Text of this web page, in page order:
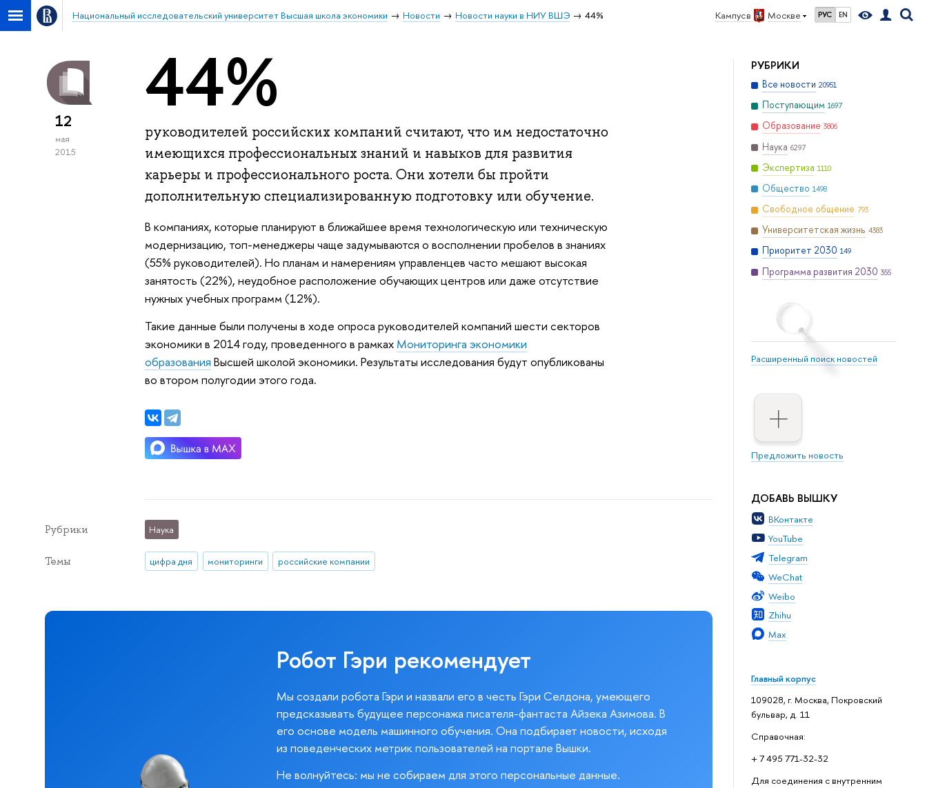
Кампус в Москве РУС EN
Национальный исследовательский университет Высшая школа экономики Новости Новости науки в НИУ ВШЭ 44%
РУБРИКИ
Все новости 20951
Поступающим 1697
Образование 3806
Наука 6297
Экспертиза 1110
Общество 1498
Свободное общение 793
Университетская жизнь 4383
Приоритет 2030 149
Программа развития 2030 355
Расширенный поиск новостей
Предложить новость
ДОБАВЬ ВЫШКУ
ВКонтакте
YouTube
Telegram
WeChat
Weibo
Zhihu
Max
Главный корпус
109028, г. Москва, Покровский
бульвар, д. 11
Справочная:
+ 7 495 771-32-32
Для соединения с внутренним
12
мая
2015
44%
руководителей российских компаний считают, что им недостаточно
имеющихся профессиональных знаний и навыков для развития
карьеры и профессионального роста. Они хотели бы пройти
дополнительную специализированную подготовку или обучение.
В компаниях, которые планируют в ближайшее время технологическую или техническую
модернизацию, топ-менеджеры чаще задумываются о восполнении пробелов в знаниях
(55% руководителей). Но планам и намерениям управленцев часто мешают высокая
занятость (22%), неудобное расположение обучающих центров или даже отсутствие
нужных учебных программ (12%).
Такие данные были получены в ходе опроса руководителей компаний шести секторов
экономики в 2014 году, проведенного в рамках Мониторинга экономики
образования Высшей школой экономики. Результаты исследования будут опубликованы
во втором полугодии этого года.
Рубрики Наука
Темы цифра дня мониторинги российские компании
Робот Гэри рекомендует
Мы создали робота Гэри и назвали его в честь Гэри Селдона, умеющего
предсказывать будущее персонажа писателя-фантаста Айзека Азимова. В
его основе модель машинного обучения. Она подбирает новости, исходя
из поведенческих метрик пользователей на портале Вышки.
Не волнуйтесь: мы не собираем для этого персональные данные.